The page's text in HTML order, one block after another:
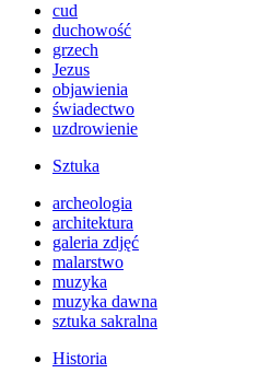
cud
duchowość
grzech
Jezus
objawienia
świadectwo
uzdrowienie
Sztuka
archeologia
architektura
galeria zdjęć
malarstwo
muzyka
muzyka dawna
sztuka sakralna
Historia